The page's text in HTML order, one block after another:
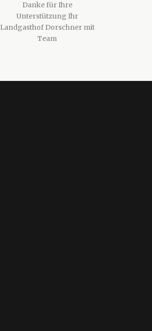
Danke für Ihre
Unterstützung Ihr
Landgasthof Dorschner mit
Team